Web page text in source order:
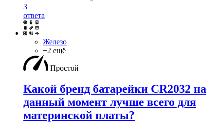
3
ответа
Железо
+2 ещё
Простой
Какой бренд батарейки CR2032 на
данный момент лучше всего для
материнской платы?